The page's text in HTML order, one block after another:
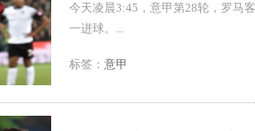
今天凌晨3:45，意甲第28轮，罗马
一进球。...
标签： 意甲